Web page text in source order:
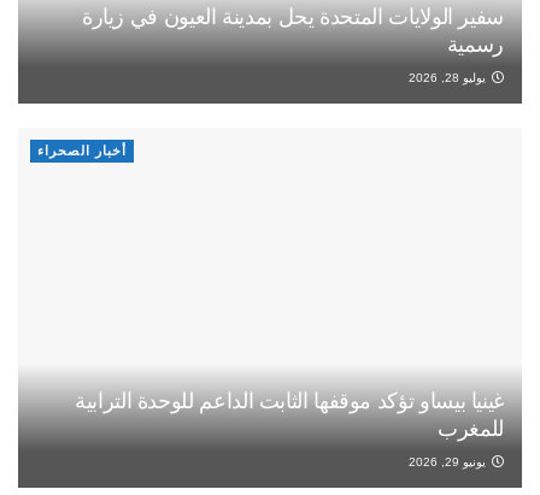
سفير الولايات المتحدة يحل بمدينة العيون في زيارة
رسمية
يوليو 28, 2026
أخبار الصحراء
غينيا بيساو تؤكد موقفها الثابت الداعم للوحدة الترابية
للمغرب
يونيو 29, 2026